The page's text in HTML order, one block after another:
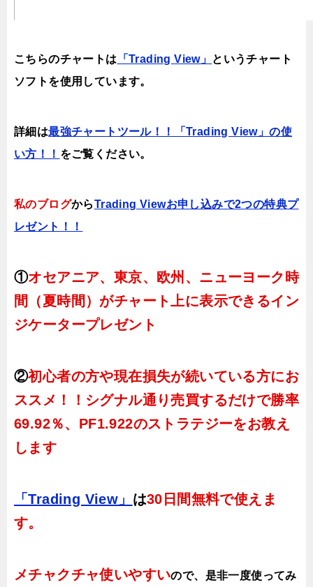
こちらのチャートは 「Trading View」 というチャート
ソフトを使用しています。
詳細は最強チャートツール！！「Trading View」の使
い方！！ をご覧ください。
私のブログからTrading Viewお申し込みで2つの特典プ
レゼント！！
①オセアニア、東京、欧州、ニューヨーク時
間（夏時間）がチャート上に表示できるイン
ジケータープレゼント
②初心者の方や現在損失が続いている方にお
ススメ！！シグナル通り売買するだけで勝率
69.92％、PF1.922のストラテジーをお教え
します
「Trading View」 は30日間無料で使えま
す。
メチャクチャ使いやすいので、 是非一度使ってみ